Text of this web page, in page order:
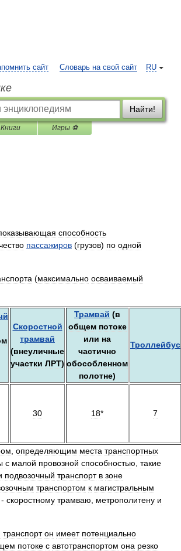
RU
сайт Словарь на свой сайт
Найти!
Книги Игры ⚽
способность
пассажиров (грузов) по одной
(максимально осваиваемый
Скоростной
трамвай
(внеуличные
участки ЛРТ)
Трамвай (в
общем потоке
или на
частично
обособленном
полотне)
Троллейбус
30 18* 7
определяющим места транспортных
с малой провозной способностью такие
подвозочный транспорт в зоне
транспортом к магистральным
- скоростному трамваю метрополитену и
транспорт он имеет потенциально
потоке с автотранспортом она резко